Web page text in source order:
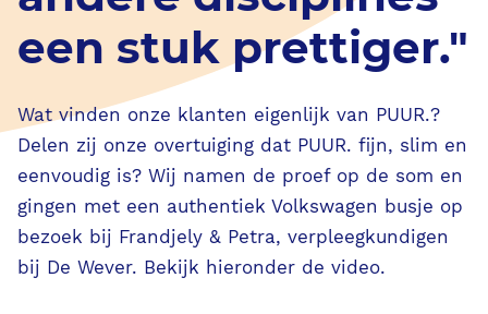
S-GGZ
een stuk prettiger."
Wat vinden onze klanten eigenlijk van PUUR.?
Delen zij onze overtuiging dat PUUR. fijn, slim en
eenvoudig is? Wij namen de proef op de som en
gingen met een authentiek Volkswagen busje op
bezoek bij Frandjely & Petra, verpleegkundigen
bij De Wever. Bekijk hieronder de video.